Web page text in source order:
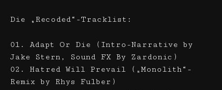
Die „Recoded“-Tracklist:
01. Adapt Or Die (Intro-Narrative by
Jake Stern, Sound FX By Zardonic)
02. Hatred Will Prevail („Monolith“-
Remix by Rhys Fulber)